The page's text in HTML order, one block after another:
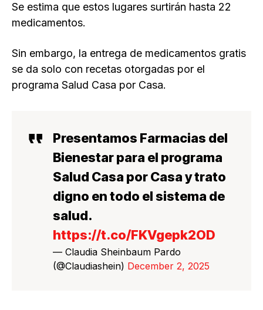
Se estima que estos lugares surtirán hasta 22
medicamentos.
Sin embargo, la entrega de medicamentos gratis
se da solo con recetas otorgadas por el
programa Salud Casa por Casa.
Presentamos Farmacias del
Bienestar para el programa
Salud Casa por Casa y trato
digno en todo el sistema de
salud.
https://t.co/FKVgepk2OD
— Claudia Sheinbaum Pardo
(@Claudiashein) December 2, 2025